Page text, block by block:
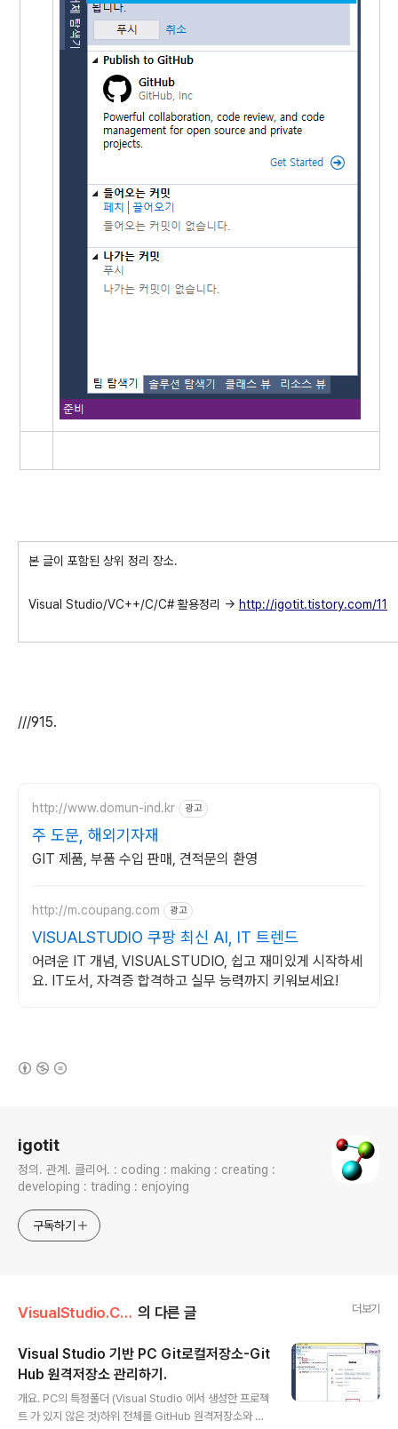
본 글이 포함된 상위 정리 장소.
Visual Studio/VC++/C/C# 활용정리 -> http://igotit.tistory.com/11
///915.
http://www.domun-ind.kr 광고
주 도문, 해외기자재
GIT 제품, 부품 수입 판매, 견적문의 환영
http://m.coupang.com 광고
VISUALSTUDIO 쿠팡 최신 AI, IT 트렌드
어려운 IT 개념, VISUALSTUDIO, 쉽고 재미있게 시작하세
요. IT도서, 자격증 합격하고 실무 능력까지 키워보세요!
igotit
정의. 관계. 클리어. : coding : making : creating :
developing : trading : enjoying
구독하기
VisualStudio.C++.C# 의 다른 글 더보기
Visual Studio 기반 PC Git로컬저장소-Git
Hub 원격저장소 관리하기.
개요. PC의 특정폴더 (Visual Studio 에서 생성한 프로젝
트 가 있지 않은 것)하위 전체를 GitHub 원격저장소와 연